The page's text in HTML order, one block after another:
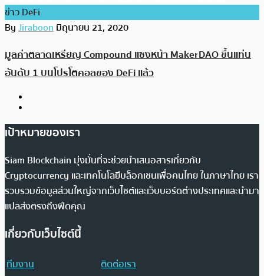
ข่าว DeFi
ByJiraboonมิถุนายน 21, 2020
มูลค่าตลาดเหรียญ Compound แซงหน้า MakerDAO ขึ้นแท่น
อันดับ 1 บนโปรโตคอลของ DeFi แล้ว
เป้าหมายของเรา
Siam Blockchain มุ่งมั่นที่จะช่วยนำเสนอสารเกี่ยวกับ
Cryptocurrency และเทคโนโลยีบล็อกเชนเพื่อคนไทย ในภาษาไทย เรา
รวบรวมข้อมูลส่วนใหญ่จากเว็บไซต์และเว็บบอร์ดต่างประเทศและนำมา
แปลส่งตรงถึงฟีดคุณ
เกี่ยวกับเว็บไซต์นี้
ทีมงาน
ติดต่อเรา